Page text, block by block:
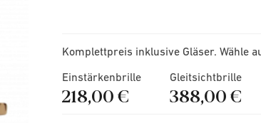
Komplettpreis inklusive Gläser. Wähle
Einstärkenbrille
218,00 €
Gleitsichtbrille
388,00 €